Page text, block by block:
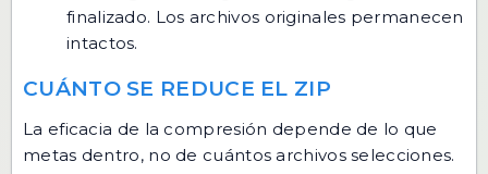
finalizado. Los archivos originales permanecen
intactos.
CUÁNTO SE REDUCE EL ZIP
La eficacia de la compresión depende de lo que
metas dentro, no de cuántos archivos selecciones.